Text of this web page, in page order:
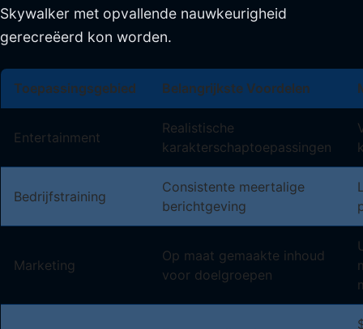
Skywalker met opvallende nauwkeurigheid
gerecreëerd kon worden.
Toepassingsgebied Belangrijkste Voordelen
Entertainment
Realistische
karakterschaptoepassingen
Bedrijfstraining
Consistente meertalige
berichtgeving
Marketing
Op maat gemaakte inhoud
voor doelgroepen